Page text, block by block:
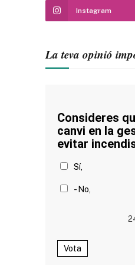
Instagram
La teva opinió
Consideres
canvi en la
evitar
Sí,
- No,
Vota